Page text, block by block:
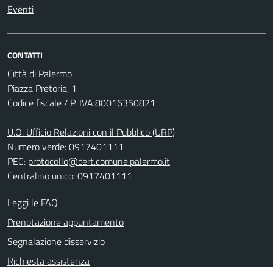
Eventi
CONTATTI
Città di Palermo
Piazza Pretoria, 1
Codice fiscale / P. IVA:80016350821
U.O. Ufficio Relazioni con il Pubblico (URP)
Numero verde: 0917401111
PEC: protocollo@cert.comune.palermo.it
Centralino unico: 0917401111
Leggi le FAQ
Prenotazione appuntamento
Segnalazione disservizio
Richiesta assistenza